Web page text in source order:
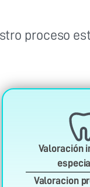
proceso
Valoración
Valoracion